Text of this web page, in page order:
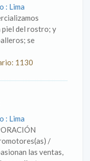
: Lima
piel del rostro; y
se
1130
: Lima
/
las ventas,